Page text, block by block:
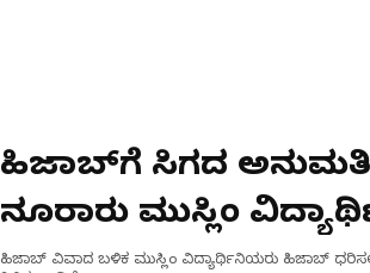
ಹಿಜಾಬ್‌ಗೆ ಸಿಗದ
ನೂರಾರು ಮುಸ್ಲಿಂ
ಹಿಜಾಬ್ ವಿವಾದ ಬಳಿಕ ಮುಸ್ಲಿಂ ವಿದ್ಯಾರ್ಥಿನಿಯರು ಹಿಜಾಬ್ ಧರಿಸಲು